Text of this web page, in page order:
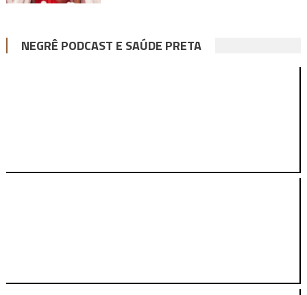
NEGRÊ PODCAST E SAÚDE PRETA